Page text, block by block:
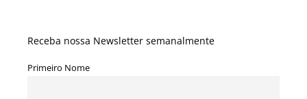
Receba nossa Newsletter semanalmente
Primeiro Nome